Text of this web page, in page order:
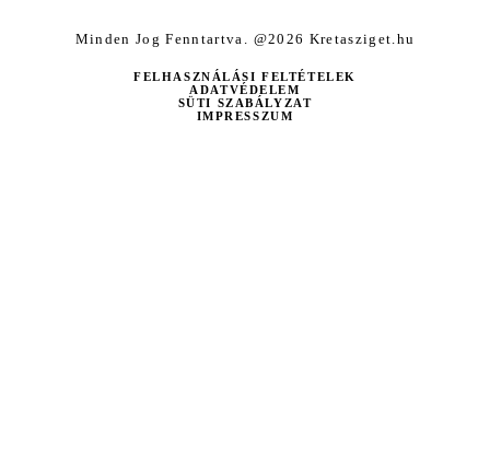
Minden Jog Fenntartva. @2026 Kretasziget.hu
FELHASZNÁLÁSI FELTÉTELEK
ADATVÉDELEM
SÜTI SZABÁLYZAT
IMPRESSZUM